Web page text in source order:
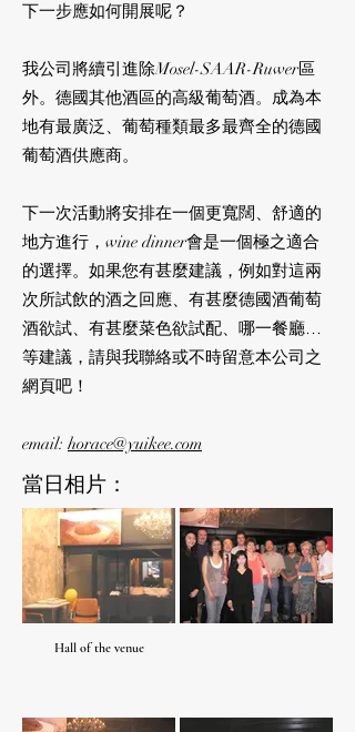
下一步應如何開展呢？
我公司將續引進除Mosel-SAAR-Ruwer區
外。德國其他酒區的高級葡萄酒。成為本
地有最廣泛、葡萄種類最多最齊全的德國
葡萄酒供應商。
下一次活動將安排在一個更寬闊、舒適的
地方進行，wine dinner會是一個極之適合
的選擇。如果您有甚麼建議，例如對這兩
次所試飲的酒之回應、有甚麼德國酒葡萄
酒欲試、有甚麼菜色欲試配、哪一餐廳…
等建議，請與我聯絡或不時留意本公司之
網頁吧！
email: horace@yuikee.com
當日相片：
Hall of the venue